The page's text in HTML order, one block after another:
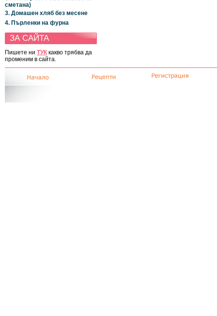
сметана)
3. Домашен хляб без месене
4. Пърленки на фурна
ЗА САЙТА
Пишете ни ТУК какво трябва да
променим в сайта.